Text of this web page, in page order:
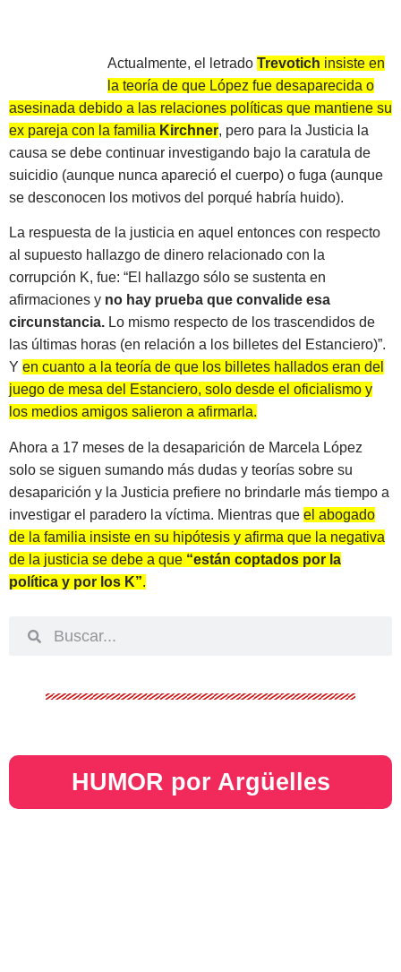
Actualmente, el letrado Trevotich insiste en
la teoría de que López fue desaparecida o
asesinada debido a las relaciones políticas que mantiene su
ex pareja con la familia Kirchner, pero para la Justicia la
causa se debe continuar investigando bajo la caratula de
suicidio (aunque nunca apareció el cuerpo) o fuga (aunque
se desconocen los motivos del porqué habría huido).
La respuesta de la justicia en aquel entonces con respecto
al supuesto hallazgo de dinero relacionado con la
corrupción K, fue: “El hallazgo sólo se sustenta en
afirmaciones y no hay prueba que convalide esa
circunstancia. Lo mismo respecto de los trascendidos de
las últimas horas (en relación a los billetes del Estanciero)”.
Y en cuanto a la teoría de que los billetes hallados eran del
juego de mesa del Estanciero, solo desde el oficialismo y
los medios amigos salieron a afirmarla.
Ahora a 17 meses de la desaparición de Marcela López
solo se siguen sumando más dudas y teorías sobre su
desaparición y la Justicia prefiere no brindarle más tiempo a
investigar el paradero la víctima. Mientras que el abogado
de la familia insiste en su hipótesis y afirma que la negativa
de la justicia se debe a que “están coptados por la
política y por los K”.
HUMOR por Argüelles​